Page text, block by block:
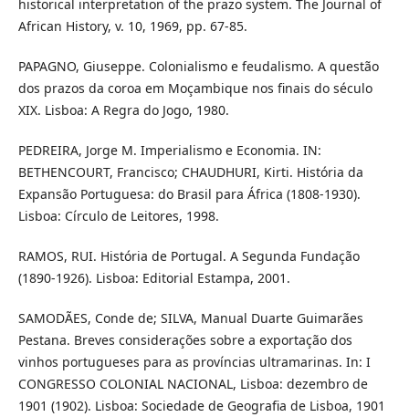
historical interpretation of the prazo system. The Journal of
African History, v. 10, 1969, pp. 67-85.
PAPAGNO, Giuseppe. Colonialismo e feudalismo. A questão
dos prazos da coroa em Moçambique nos finais do século
XIX. Lisboa: A Regra do Jogo, 1980.
PEDREIRA, Jorge M. Imperialismo e Economia. IN:
BETHENCOURT, Francisco; CHAUDHURI, Kirti. História da
Expansão Portuguesa: do Brasil para África (1808-1930).
Lisboa: Círculo de Leitores, 1998.
RAMOS, RUI. História de Portugal. A Segunda Fundação
(1890-1926). Lisboa: Editorial Estampa, 2001.
SAMODÃES, Conde de; SILVA, Manual Duarte Guimarães
Pestana. Breves considerações sobre a exportação dos
vinhos portugueses para as províncias ultramarinas. In: I
CONGRESSO COLONIAL NACIONAL, Lisboa: dezembro de
1901 (1902). Lisboa: Sociedade de Geografia de Lisboa, 1901